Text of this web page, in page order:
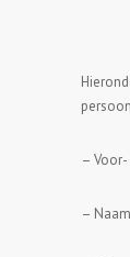
–
–